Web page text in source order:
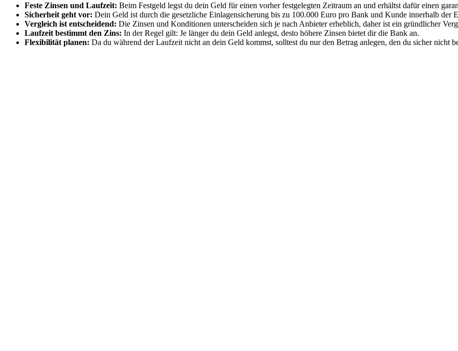
Feste Zinsen und Laufzeit: Beim Festgeld legst du dein Geld für einen vorher festgelegten Zeitraum an und erhältst dafür einen
Sicherheit geht vor: Dein Geld ist durch die gesetzliche Einlagensicherung bis zu 100.000 Euro pro Bank und Kunde innerhalb der
Vergleich ist entscheidend: Die Zinsen und Konditionen unterscheiden sich je nach Anbieter erheblich, daher ist ein gründlicher
Laufzeit bestimmt den Zins: In der Regel gilt: Je länger du dein Geld anlegst, desto höhere Zinsen bietet dir die Bank an.
Flexibilität planen: Da du während der Laufzeit nicht an dein Geld kommst, solltest du nur den Betrag anlegen, den du sicher nicht